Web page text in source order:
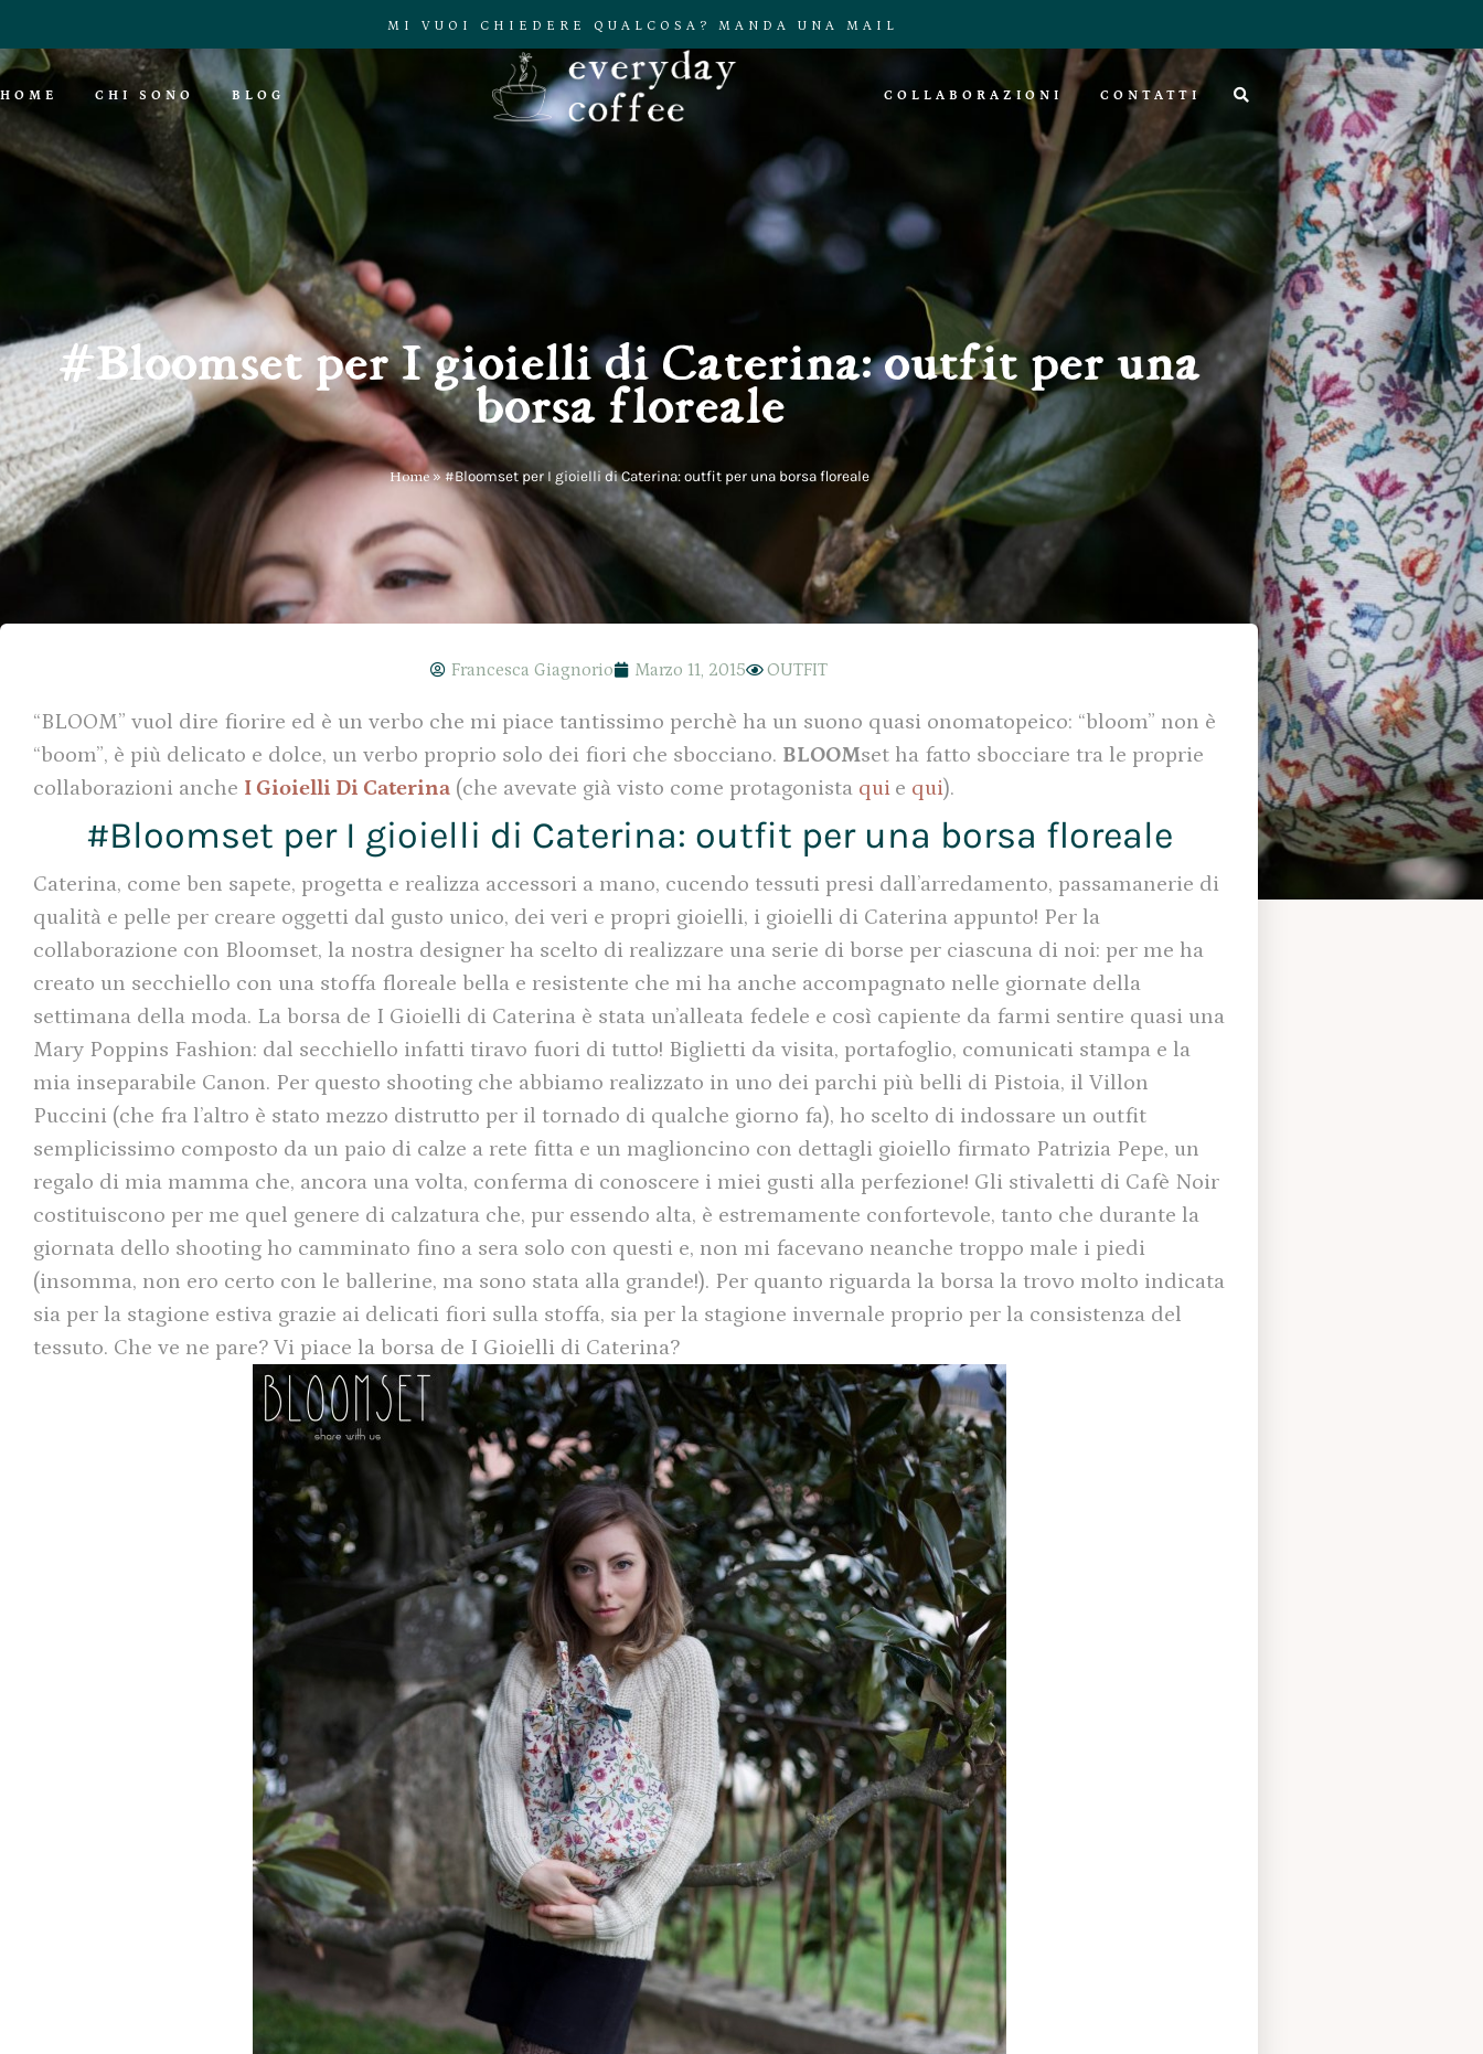
MI VUOI CHIEDERE QUALCOSA? MANDA UNA MAIL
HOME CHI SONO BLOG COLLABORAZIONI CONTATTI
#Bloomset per I gioielli di Caterina: outfit per una
borsa floreale
Home»#Bloomset per I gioielli di Caterina: outfit per una borsa floreale
Francesca Giagnorio Marzo 11, 2015 OUTFIT
“BLOOM” vuol dire fiorire ed è un verbo che mi piace tantissimo perchè ha un suono quasi onomatopeico: “bloom” non è
“boom”, è più delicato e dolce, un verbo proprio solo dei fiori che sbocciano. BLOOMset ha fatto sbocciare tra le proprie
collaborazioni anche I Gioielli Di Caterina (che avevate già visto come protagonista qui e qui).
#Bloomset per I gioielli di Caterina: outfit per una borsa floreale
Caterina, come ben sapete, progetta e realizza accessori a mano, cucendo tessuti presi dall’arredamento, passamanerie di
qualità e pelle per creare oggetti dal gusto unico, dei veri e propri gioielli, i gioielli di Caterina appunto! Per la
collaborazione con Bloomset, la nostra designer ha scelto di realizzare una serie di borse per ciascuna di noi: per me ha
creato un secchiello con una stoffa floreale bella e resistente che mi ha anche accompagnato nelle giornate della
settimana della moda. La borsa de I Gioielli di Caterina è stata un’alleata fedele e così capiente da farmi sentire quasi una
Mary Poppins Fashion: dal secchiello infatti tiravo fuori di tutto! Biglietti da visita, portafoglio, comunicati stampa e la
mia inseparabile Canon. Per questo shooting che abbiamo realizzato in uno dei parchi più belli di Pistoia, il Villon
Puccini (che fra l’altro è stato mezzo distrutto per il tornado di qualche giorno fa), ho scelto di indossare un outfit
semplicissimo composto da un paio di calze a rete fitta e un maglioncino con dettagli gioiello firmato Patrizia Pepe, un
regalo di mia mamma che, ancora una volta, conferma di conoscere i miei gusti alla perfezione! Gli stivaletti di Cafè Noir
costituiscono per me quel genere di calzatura che, pur essendo alta, è estremamente confortevole, tanto che durante la
giornata dello shooting ho camminato fino a sera solo con questi e, non mi facevano neanche troppo male i piedi
(insomma, non ero certo con le ballerine, ma sono stata alla grande!). Per quanto riguarda la borsa la trovo molto indicata
sia per la stagione estiva grazie ai delicati fiori sulla stoffa, sia per la stagione invernale proprio per la consistenza del
tessuto. Che ve ne pare? Vi piace la borsa de I Gioielli di Caterina?